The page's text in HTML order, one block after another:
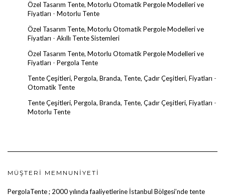
Özel Tasarım Tente, Motorlu Otomatik Pergole Modelleri ve
Fiyatları - Motorlu Tente
Özel Tasarım Tente, Motorlu Otomatik Pergole Modelleri ve
Fiyatları - Akıllı Tente Sistemleri
Özel Tasarım Tente, Motorlu Otomatik Pergole Modelleri ve
Fiyatları - Pergola Tente
Tente Çeşitleri, Pergola, Branda, Tente, Çadır Çeşitleri, Fiyatları -
Otomatik Tente
Tente Çeşitleri, Pergola, Branda, Tente, Çadır Çeşitleri, Fiyatları -
Motorlu Tente
MÜŞTERI MEMNUNIYETI
PergolaTente; 2000 yılında faaliyetlerine İstanbul Bölgesi’nde tente